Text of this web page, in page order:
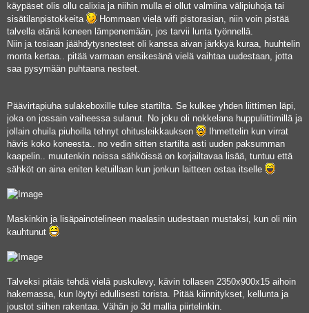
käypäset olis ollu calixia ja niihin mulla ei ollut valmiina välipiuhoja tai
sisätilanpistokkeita
Hommaan vielä wifi pistorasian, niin voin pistää
talvella etänä koneen lämpenemään, jos tarvii lunta työnnellä.
Niin ja tosiaan jäähdytysnesteet oli kanssa aivan järkkyä kuraa, huuhtelin
monta kertaa.. pitää varmaan ensikesänä vielä vaihtaa uudestaan, jotta
saa pysymään puhtaana nesteet.
Päävirtapiuha sulakeboxille tulee startilta. Se kulkee yhden liittimen läpi,
joka on jossain vaiheessa sulanut. No joku oli nokkelana huppuliittimillä ja
jollain ohuila piuhoilla tehnyt ohitusleikkauksen
Ihmettelin kun virrat
hävis koko koneesta.. no vedin sitten startilta asti uuden paksumman
kaapelin.. muutenkin noissa sähköissä on korjailtavaa lisää, tuntuu että
sähköt on aina eniten ketuillaan kun jonkun laitteen ostaa itselle
Maskinkin ja lisäpainotelineen maalasin uudestaan mustaksi, kun oli niin
kauhtunut
Talveksi pitäis tehdä vielä puskulevy, kävin tollasen 2350x900x15 aihoin
hakemassa, kun löytyi edullisesti torista. Pitää kiinnitykset, kellunta ja
joustot siihen rakentaa. Vähän jo 3d mallia piirtelinkin.